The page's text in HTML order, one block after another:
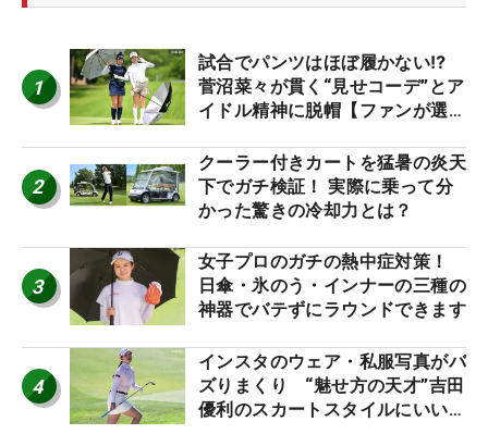
1
試合でパンツはほぼ履かない⁉
菅沼菜々が貫く“見せコーデ”とア
イドル精神に脱帽【ファンが選ぶ
2
クーラー付きカートを猛暑の炎天
下でガチ検証！ 実際に乗って分
かった驚きの冷却力とは？
3
女子プロのガチの熱中症対策！
日傘・氷のう・インナーの三種の
神器でバテずにラウンドできます
4
インスタのウェア・私服写真がバ
ズりまくり “魅せ方の天才”吉田
優利のスカートスタイルにいい